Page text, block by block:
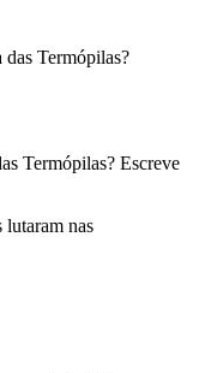
Termópilas?
Termópilas? Escreve
lutaram nas